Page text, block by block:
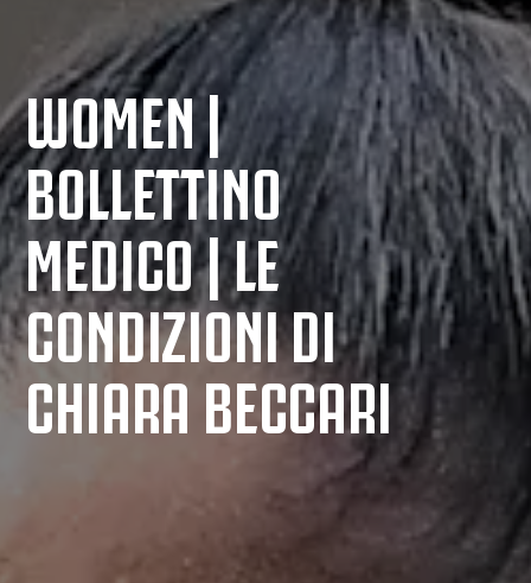
ALTRO
WOMEN |
BOLLETTINO
MEDICO | LE
CONDIZIONI DI
CHIARA BECCARI